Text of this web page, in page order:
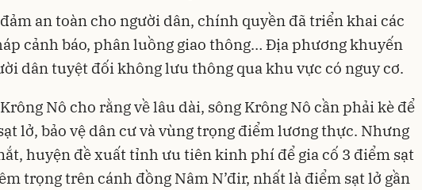
an toàn cho người dân, chính quyền đã triển khai các
cảnh báo, phân luồng giao thông… Địa phương khuyến
dân tuyệt đối không lưu thông qua khu vực có nguy cơ.
Nô cho rằng về lâu dài, sông Krông Nô cần phải kè để
lở, bảo vệ dân cư và vùng trọng điểm lương thực. Nhưng
huyện đề xuất tỉnh ưu tiên kinh phí để gia cố 3 điểm sạt
trọng trên cánh đồng Nâm N’đir, nhất là điểm sạt lở gần